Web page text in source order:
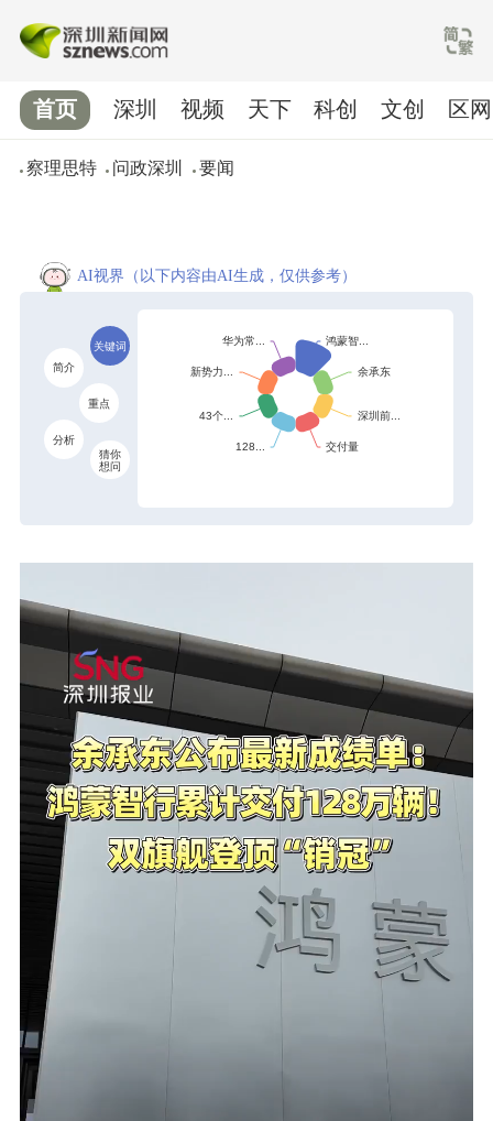
首页
察理思特 问政深圳 要闻
深圳 视频 天下 科创 文创 区网
AI视界 （以下内容由AI生成，仅供参考）
关键词
简介
重点
分析
猜你
想问